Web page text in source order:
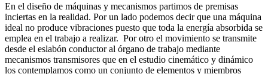
En el diseño de máquinas y mecanismos partimos de premisas
inciertas en la realidad. Por un lado podemos decir que una máquina
ideal no produce vibraciones puesto que toda la energía absorbida se
emplea en el trabajo a realizar. Por otro el movimiento se transmite
desde el eslabón conductor al órgano de trabajo mediante
mecanismos transmisores que en el estudio cinemático y dinámico
los contemplamos como un conjunto de elementos y miembros